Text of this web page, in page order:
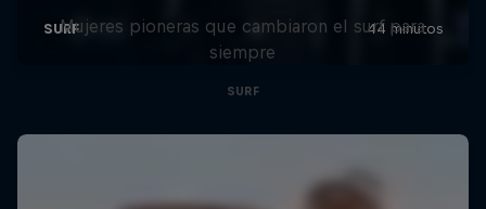
Mujeres pioneras que cambiaron el surf para
siempre
SURF